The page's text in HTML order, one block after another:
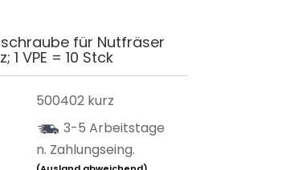
für Nutfräser
1 VPE = 10 Stck
500402 kurz
3-5 Arbeitstage
n. Zahlungseing.